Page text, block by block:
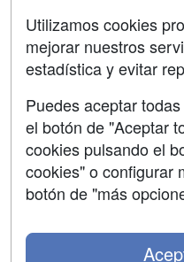
Copyleft
Grupo formazion:
Utilizamos cookies
mejorar nuestros
estadística y evitar
Puedes aceptar
el botón de "Aceptar
cookies pulsando el
cookies" o configurar
botón de "más